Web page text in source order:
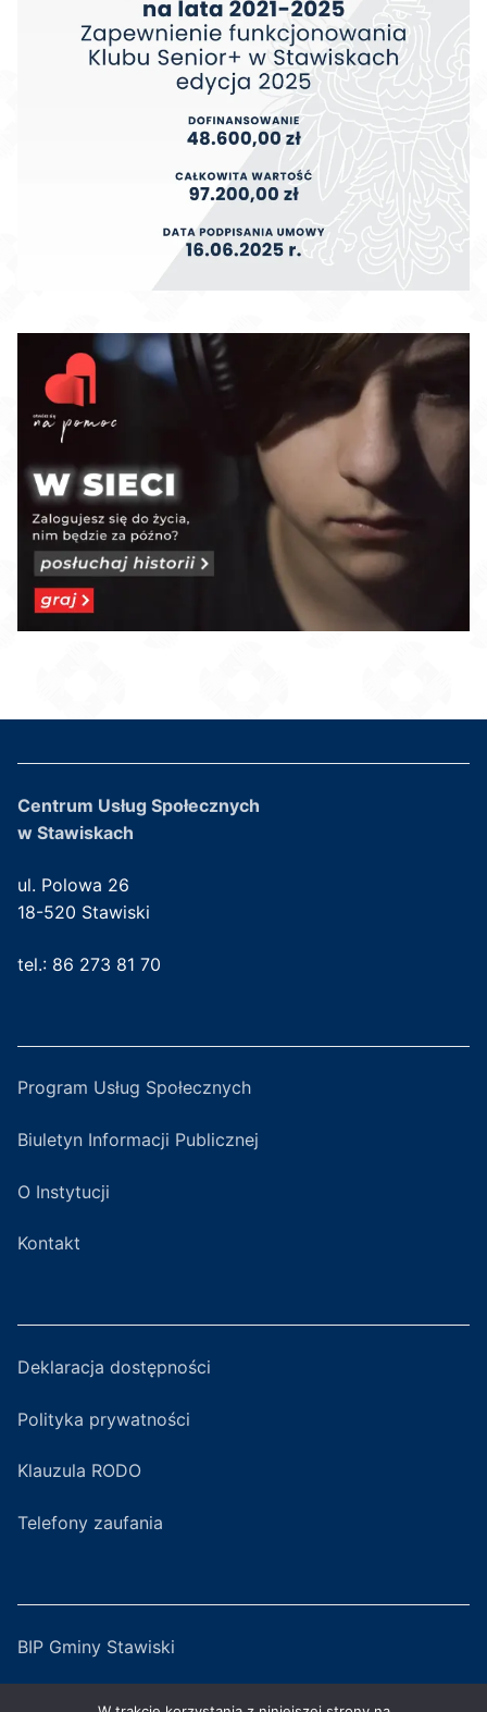
Centrum Usług Społecznych
w Stawiskach
ul. Polowa 26
18-520 Stawiski
tel.: 86 273 81 70
Program Usług Społecznych
Biuletyn Informacji Publicznej
O Instytucji
Kontakt
Deklaracja dostępności
Polityka prywatności
Klauzula RODO
Telefony zaufania
BIP Gminy Stawiski